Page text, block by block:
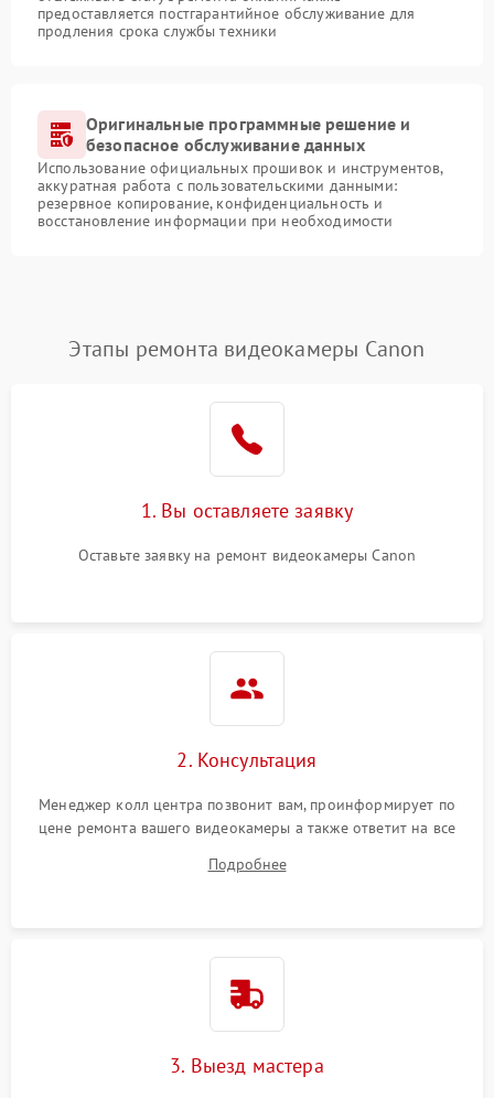
предоставляется постгарантийное обслуживание для
продления срока службы техники
Оригинальные программные решение и
безопасное обслуживание данных
Использование официальных прошивок и инструментов,
аккуратная работа с пользовательскими данными:
резервное копирование, конфиденциальность и
восстановление информации при необходимости
Этапы ремонта видеокамеры Canon
1. Вы оставляете заявку
Оставьте заявку на ремонт видеокамеры Canon
2. Консультация
Менеджер колл центра позвонит вам, проинформирует по
цене ремонта вашего видеокамеры а также ответит на все
Подробнее
3. Выезд мастера